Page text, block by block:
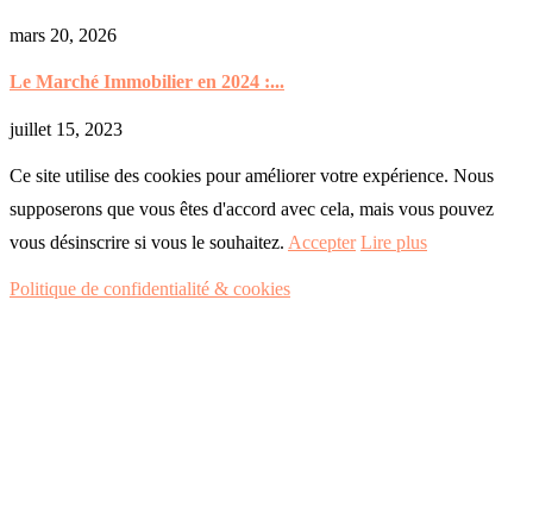
mars 20, 2026
Le Marché Immobilier en 2024 :...
juillet 15, 2023
Ce site utilise des cookies pour améliorer votre expérience. Nous
supposerons que vous êtes d'accord avec cela, mais vous pouvez
vous désinscrire si vous le souhaitez. Accepter Lire plus
Politique de confidentialité & cookies